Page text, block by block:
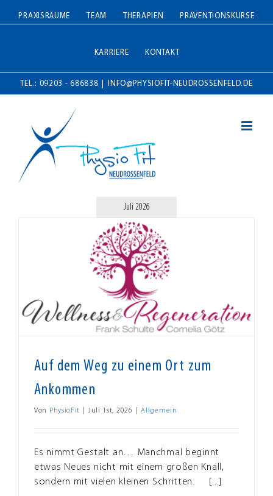
Inhalt
PRAXISRÄUME TEAM THERAPIEN PRÄVENTIONSKURSE
KARRIERE KONTAKT
TEL.: 09203 - 686838 INFO@PHYSIOFIT-NEUDROSSENFELD.DE
Juli 2026
Auf dem Weg zu einem Ort zum
Ankommen
Von PhysioFit Juli 1st, 2026 Allgemein
Es nimmt Gestalt an… Manchmal beginnt
etwas Neues nicht mit einem großen Knall,
sondern mit vielen kleinen Schritten. [...]